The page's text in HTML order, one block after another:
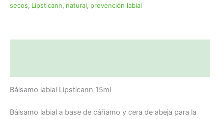
secos, Lipsticann, natural, prevención labial
Bálsamo labial Lipsticann 15ml
Bálsamo labial a base de cáñamo y cera de abeja para la